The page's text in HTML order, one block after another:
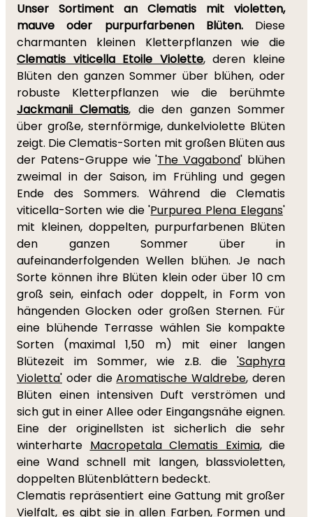
Unser Sortiment an Clematis mit violetten,
mauve oder purpurfarbenen Blüten.Diese
charmanten kleinen Kletterpflanzen wie die
Clematis viticella Etoile Violette, deren kleine
Blüten den ganzen Sommer über blühen, oder
robuste Kletterpflanzen wie die berühmte
Jackmanii Clematis, die den ganzen Sommer
über große, sternförmige, dunkelviolette Blüten
zeigt. Die Clematis-Sorten mit großen Blüten aus
der Patens-Gruppe wie 'The Vagabond' blühen
zweimal in der Saison, im Frühling und gegen
Ende des Sommers. Während die Clematis
viticella-Sorten wie die 'Purpurea Plena Elegans'
mit kleinen, doppelten, purpurfarbenen Blüten
den ganzen Sommer über in
aufeinanderfolgenden Wellen blühen. Je nach
Sorte können ihre Blüten klein oder über 10 cm
groß sein, einfach oder doppelt, in Form von
hängenden Glocken oder großen Sternen. Für
eine blühende Terrasse wählen Sie kompakte
Sorten (maximal 1,50 m) mit einer langen
Blütezeit im Sommer, wie z.B. die 'Saphyra
Violetta' oder dieAromatische Waldrebe, deren
Blüten einen intensiven Duft verströmen und
sich gut in einer Allee oder Eingangsnähe eignen.
Eine der originellsten ist sicherlich die sehr
winterharte Macropetala Clematis Eximia, die
eine Wand schnell mit langen, blassvioletten,
doppelten Blütenblättern bedeckt.
Clematis repräsentiert eine Gattung mit großer
Vielfalt, es gibt sie in allen Farben, Formen und